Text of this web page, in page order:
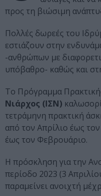
προς τη βιώσιμη
Πολλές δωρεές του
εστιάζουν στην
-ανθρώπων με
υπόβαθρο- καθώς και
To Πρόγραμμα
Νιάρχος (ΙΣΝ)
τετράμηνη πρακτική
από τον Απρίλιο έως
έως τον Φεβρουάριο.
Η πρόσκληση για την
περίοδο 2023 (3
παραμείνει ανοιχτή